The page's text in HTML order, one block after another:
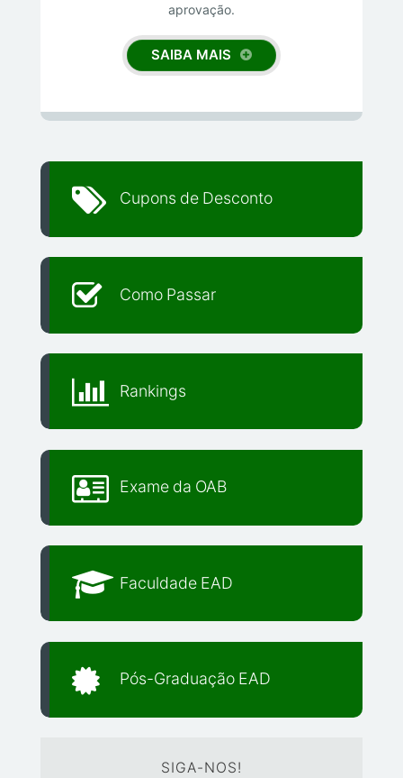
aprovação.
SAIBA MAIS
Cupons de Desconto
Como Passar
Rankings
Exame da OAB
Faculdade EAD
Pós-Graduação EAD
SIGA-NOS!